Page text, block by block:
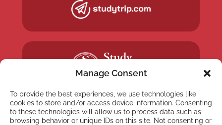
Manage Consent
To provide the best experiences, we use technologies like
cookies to store and/or access device information. Consenting
to these technologies will allow us to process data such as
browsing behavior or unique IDs on this site. Not consenting or